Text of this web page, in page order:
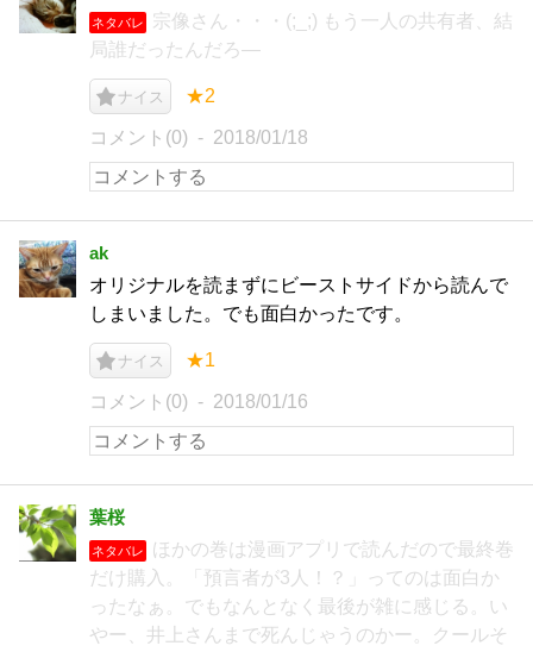
ネタバレ
宗像さん・・・(;_;) もう一人の共有者、結
局誰だったんだろ―
ナイス ★2
コメント(0) 2018/01/18
ak
オリジナルを読まずにビーストサイドから読んで
しまいました。でも面白かったです。
ナイス ★1
コメント(0) 2018/01/16
葉桜
ネタバレ
ほかの巻は漫画アプリで読んだので最終巻
だけ購入。「預言者が3人！？」ってのは面白か
ったなぁ。でもなんとなく最後が雑に感じる。い
やー、井上さんまで死んじゃうのかー。クールそ